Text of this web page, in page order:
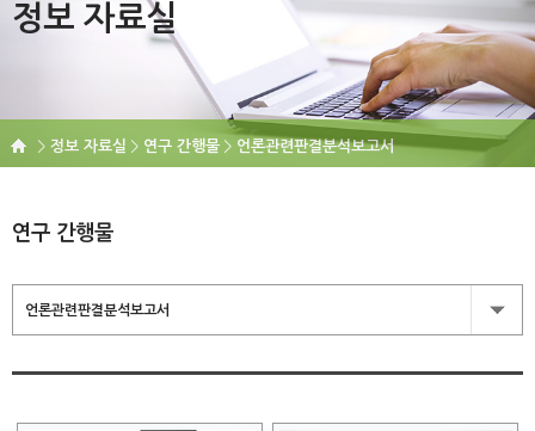
정보 자료실
정보 자료실 연구 간행물 언론관련판결분석보고서
연구 간행물
언론관련판결분석보고서